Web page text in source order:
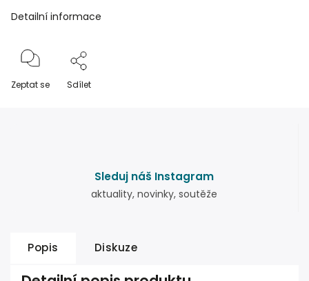
Detailní informace
Zeptat se Sdílet
Sleduj náš Instagram
aktuality, novinky, soutěže
Popis Diskuze